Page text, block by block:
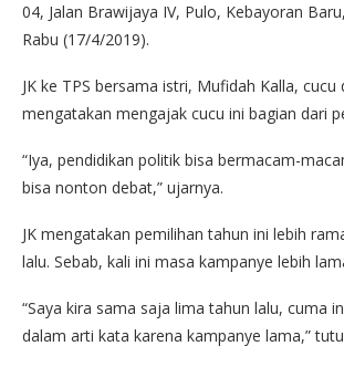
04, Jalan Brawijaya IV, Pulo, Kebayoran
Rabu (17/4/2019).
JK ke TPS bersama istri, Mufidah Kalla, cucu
mengatakan mengajak cucu ini bagian dari
“Iya, pendidikan politik bisa bermacam-
bisa nonton debat,” ujarnya.
JK mengatakan pemilihan tahun ini lebih
lalu. Sebab, kali ini masa kampanye lebih
“Saya kira sama saja lima tahun lalu, cuma
dalam arti kata karena kampanye lama,”